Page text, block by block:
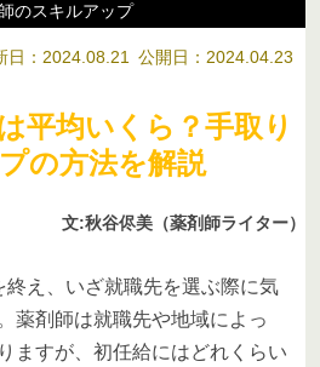
のスキルアップ
日：2024.08.21 公開日：2024.04.23
平均いくら？手取り
の方法を解説
文:秋谷侭美（薬剤師ライター）
え、いざ就職先を選ぶ際に気
薬剤師は就職先や地域によっ
ますが、初任給にはどれくらい